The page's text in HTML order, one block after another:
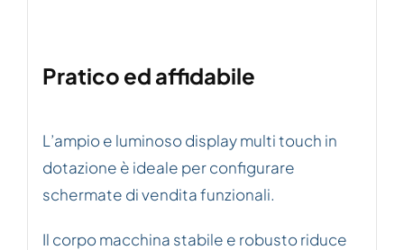
Pratico ed affidabile
L’ampio e luminoso display multi touch in
dotazione è ideale per configurare
schermate di vendita funzionali.
Il corpo macchina stabile e robusto riduce